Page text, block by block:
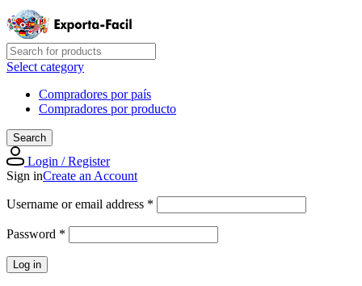
Select category
Compradores por país
Compradores por producto
Search
Login / Register
Sign inCreate an Account
Username or email address *
Password *
Log in